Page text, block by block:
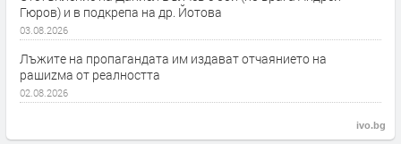
Гюров) и в подкрепа на др. Йотова
03.08.2026
Лъжите на пропагандата им издават отчаянието на
рашиzма от реалността
02.08.2026
ivo.bg